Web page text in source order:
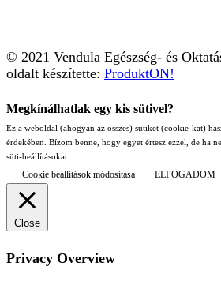
© 2021 Vendula Egészség- és
oldalt készítette: ProduktON!
Megkínálhatlak egy kis sütivel?
Ez a weboldal (ahogyan az összes) sütiket (cookie-kat)
érdekében. Bízom benne, hogy egyet értesz ezzel, de ha
süti-beállításokat.
Cookie beállítások módosítása ELFOGADOM
Close
Privacy Overview